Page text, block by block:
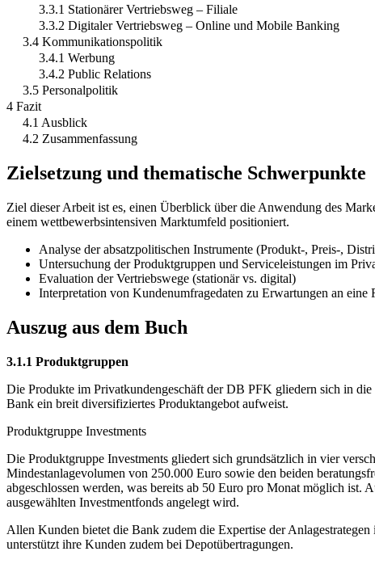
3.3.1 Stationärer Vertriebsweg – Filiale
3.3.2 Digitaler Vertriebsweg – Online und Mobile Banking
3.4 Kommunikationspolitik
3.4.1 Werbung
3.4.2 Public Relations
3.5 Personalpolitik
4 Fazit
4.1 Ausblick
4.2 Zusammenfassung
Zielsetzung und thematische Schwerpunkte
Ziel dieser Arbeit ist es, einen Überblick über die Anwendung des
einem wettbewerbsintensiven Marktumfeld positioniert.
Analyse der absatzpolitischen Instrumente (Produkt-, Preis-,
Untersuchung der Produktgruppen und Serviceleistungen im
Evaluation der Vertriebswege (stationär vs. digital)
Interpretation von Kundenumfragedaten zu Erwartungen an eine
Auszug aus dem Buch
3.1.1 Produktgruppen
Die Produkte im Privatkundengeschäft der DB PFK gliedern sich in
Bank ein breit diversifiziertes Produktangebot aufweist.
Produktgruppe Investments
Die Produktgruppe Investments gliedert sich grundsätzlich in vier
Mindestanlagevolumen von 250.000 Euro sowie den beiden
abgeschlossen werden, was bereits ab 50 Euro pro Monat möglich
ausgewählten Investmentfonds angelegt wird.
Allen Kunden bietet die Bank zudem die Expertise der
unterstützt ihre Kunden zudem bei Depotübertragungen.